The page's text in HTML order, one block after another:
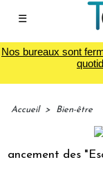
☰
Nos bureaux sont
Accueil > Bien-être
des